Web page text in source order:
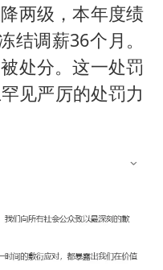
不敌张本智和
你咬秋了吗
相约未来
两级，本年度绩
结调薪36个月。
处分。这一处罚
见严厉的处罚力